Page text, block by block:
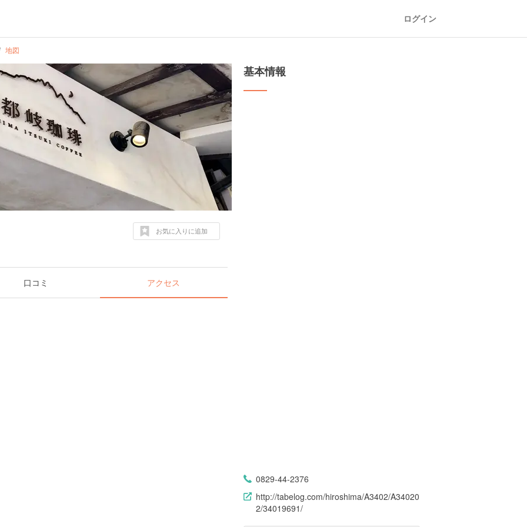
ログイン
地図
お気に入りに追加
口コミ アクセス
基本情報
0829-44-2376
http://tabelog.com/hiroshima/A3402/A34020
2/34019691/